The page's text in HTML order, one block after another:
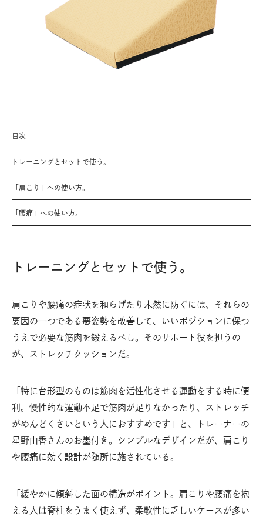
目次
トレーニングとセットで使う。
「肩こり」への使い方。
「腰痛」への使い方。
トレーニングとセットで使う。
肩こりや腰痛の症状を和らげたり未然に防ぐには、それらの
要因の一つである悪姿勢を改善して、いいポジションに保つ
うえで必要な筋肉を鍛えるべし。そのサポート役を担うの
が、ストレッチクッションだ。
「特に台形型のものは筋肉を活性化させる運動をする時に便
利。慢性的な運動不足で筋肉が足りなかったり、ストレッチ
がめんどくさいという人におすすめです」と、トレーナーの
星野由香さんのお墨付き。シンプルなデザインだが、肩こり
や腰痛に効く設計が随所に施されている。
「緩やかに傾斜した面の構造がポイント。肩こりや腰痛を抱
える人は脊柱をうまく使えず、柔軟性に乏しいケースが多い